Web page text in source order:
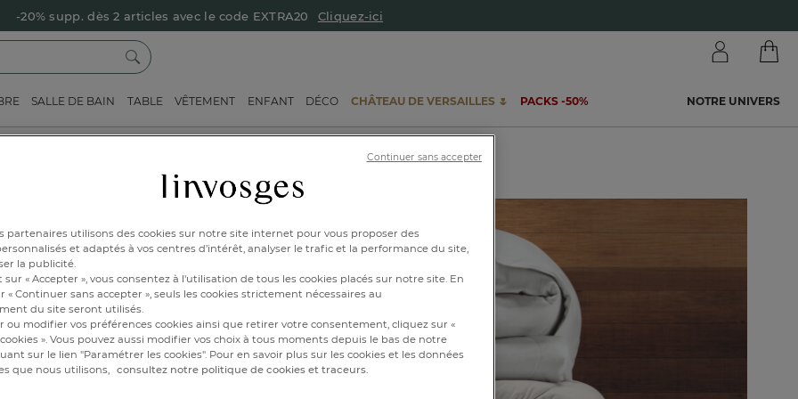
-20% supp. dès 2 articles avec le code EXTRA20 Cliquez-ici
SALLE DE BAIN TABLE VÊTEMENT ENFANT DÉCO CHÂTEAU DE VERSAILLES 🌷 PACKS -50% NOTRE UNIVERS
du mobilier
rembourrés comme
solutions de collecte
les associations de
volontaires et
partenaires utilisons des cookies sur notre site internet pour vous proposer des
et adaptés à vos centres d’intérêt, analyser le trafic et la performance du site,
la publicité.
sur « Accepter », vous consentez à l'utilisation de tous les cookies placés sur notre site. En
« Continuer sans accepter », seuls les cookies strictement nécessaires au
du site seront utilisés.
ou modifier vos préférences cookies ainsi que retirer votre consentement, cliquez sur «
». Vous pouvez aussi modifier vos choix à tous moments depuis le bas de notre
sur le lien "Paramétrer les cookies". Pour en savoir plus sur les cookies et les données
que nous utilisons, consultez notre politique de cookies et traceurs.
Continuer sans accepter